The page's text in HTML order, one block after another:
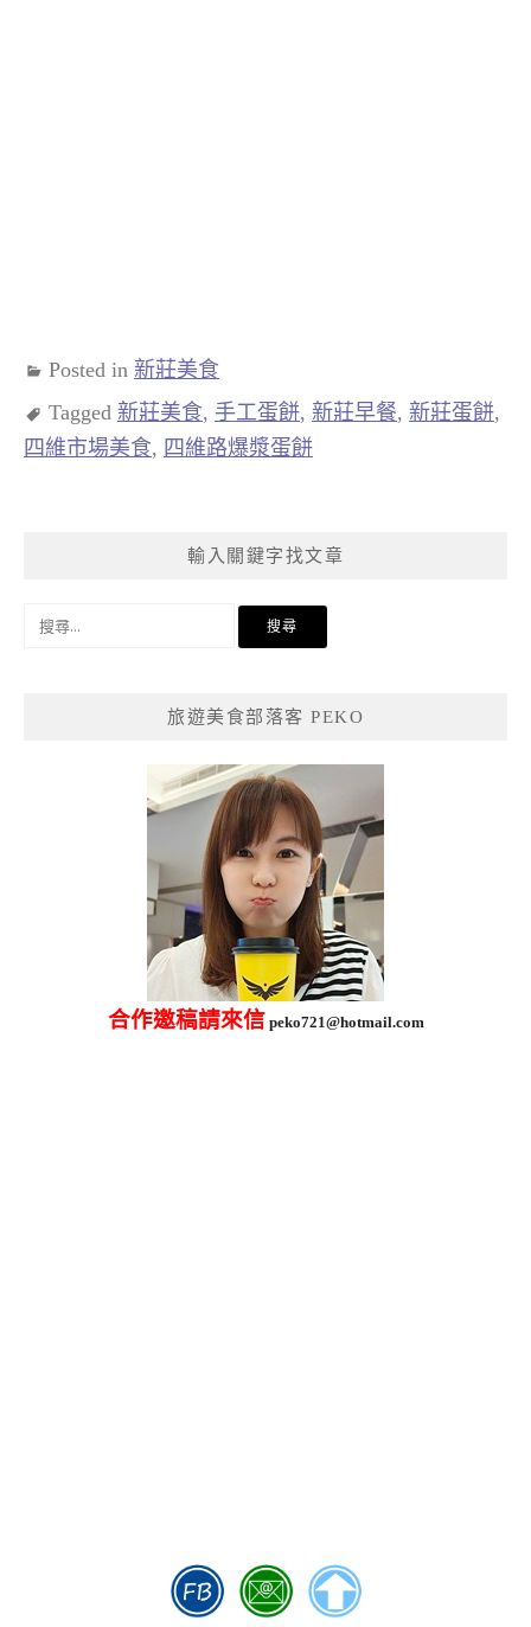
Posted in 新莊美食
Tagged 新莊美食, 手工蛋餅, 新莊早餐, 新莊蛋餅,
四維市場美食, 四維路爆漿蛋餅
輸入關鍵字找文章
旅遊美食部落客 PEKO
合作邀稿請來信 peko721@hotmail.com